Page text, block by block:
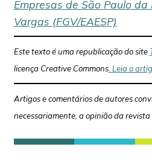
Empresas de São Paulo
Vargas (FGV/EAESP)
Este texto é uma republicação do site
licença Creative Commons. Leia o
Artigos e comentários de autores
necessariamente, a opinião da revista